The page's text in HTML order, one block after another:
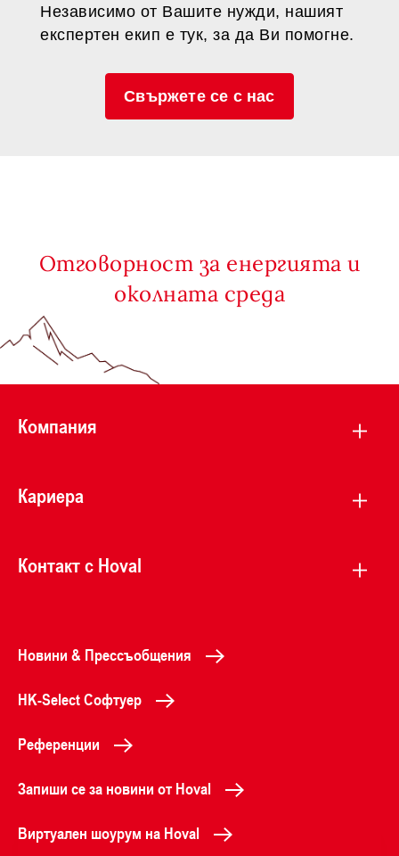
Независимо от Вашите нужди, нашият
експертен екип е тук, за да Ви помогне.
Свържете се с нас
Отговорност за енергията и
околната среда
Компания
Кариера
Контакт с Hoval
Новини & Прессъобщения
HK-Select Софтуер
Референции
Запиши се за новини от Hoval
Виртуален шоурум на Hoval